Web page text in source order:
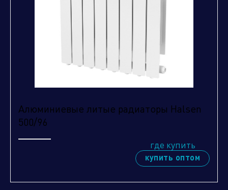
Алюминиевые литые радиаторы Halsen
500/96
где купить
купить оптом